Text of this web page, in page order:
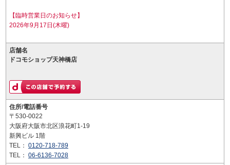
【臨時営業日のお知らせ】
2026年9月17日(木曜)
店舗名
ドコモショップ天神橋店
住所/電話番号
〒530-0022
大阪府大阪市北区浪花町1-19
新興ビル 1階
TEL： 0120-718-789
TEL： 06-6136-7028